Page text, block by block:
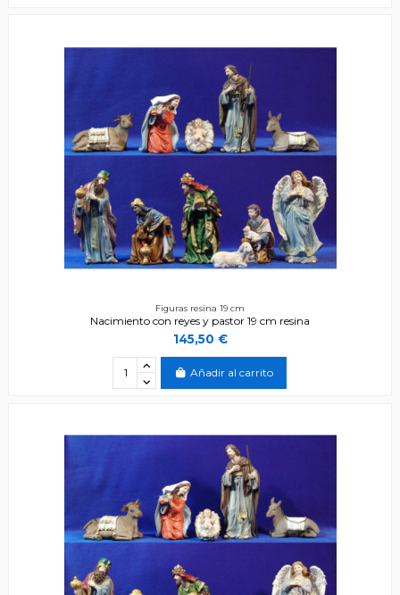
Figuras resina 19 cm
Nacimiento con reyes y pastor 19 cm resina
145,50 €
Añadir al carrito